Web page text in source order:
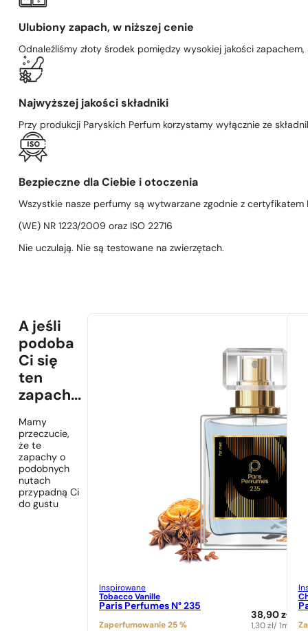
Ulubiony zapach, w niższej cenie
Odnaleźliśmy złoty środek pomiędzy wysokiej jakości
Najwyższej jakości składniki
Przy produkcji Paryskich Perfum korzystamy wyłącznie ze
Bezpieczne dla Ciebie i otoczenia
Wszystkie nasze perfumy są wytwarzane zgodnie z certyfikatem
(WE) NR 1223/2009 oraz ISO 22716
Nie uczulają. Nie są testowane na zwierzętach.
A jeśli
podoba
Ci się
ten
zapach...
Mamy
przeczucie,
że te
zapachy o
podobnych
nutach
przypadną Ci
do gustu
Inspirowane
Tobacco Vanille
Paris Perfumes N° 235
Zaperfumowanie 25 %
38,90zł
1,30zł/ 1ml